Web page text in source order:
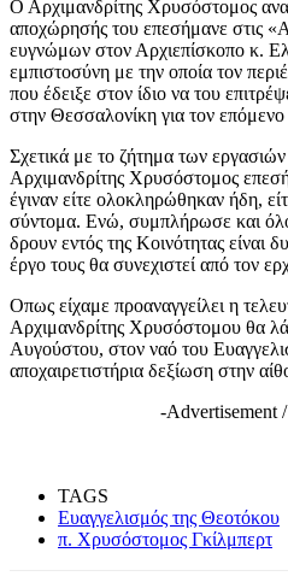
Ο Αρχιμανδρίτης Χρυσόστομος
αποχώρησής του επεσήμανε στις
ευγνώμων στον Αρχιεπίσκοπο κ.
εμπιστοσύνη με την οποία τον
που έδειξε στον ίδιο να του
στην Θεσσαλονίκη για τον
Σχετικά με το ζήτημα των
Αρχιμανδρίτης Χρυσόστομος
έγιναν είτε ολοκληρώθηκαν ήδη,
σύντομα. Ενώ, συμπλήρωσε και
δρουν εντός της Κοινότητας είναι
έργο τους θα συνεχιστεί από τον
Oπως είχαμε προαναγγείλει η
Αρχιμανδρίτης Χρυσόστομου θα
Αυγούστου, στον ναό του
αποχαιρετιστήρια δεξίωση στην
-Advertisement
TAGS
Ευαγγελισμός της Θεοτόκου
π. Χρυσόστομος Γκίλμπερτ